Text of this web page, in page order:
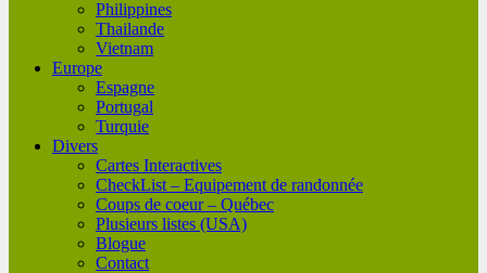
Philippines
Thailande
Vietnam
Europe
Espagne
Portugal
Turquie
Divers
Cartes Interactives
CheckList – Equipement de randonnée
Coups de coeur – Québec
Plusieurs listes (USA)
Blogue
Contact